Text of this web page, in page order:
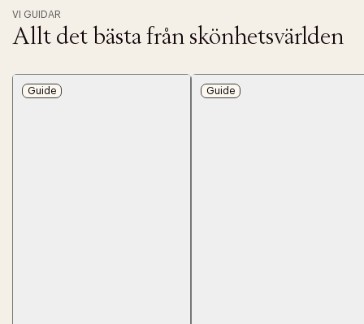
VI GUIDAR
Allt det bästa från skönhetsvärlden
Guide Guide